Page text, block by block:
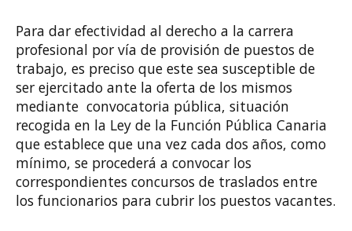
Para dar efectividad al derecho a la carrera
profesional por vía de provisión de puestos de
trabajo, es preciso que este sea susceptible de
ser ejercitado ante la oferta de los mismos
mediante convocatoria pública, situación
recogida en la Ley de la Función Pública Canaria
que establece que una vez cada dos años, como
mínimo, se procederá a convocar los
correspondientes concursos de traslados entre
los funcionarios para cubrir los puestos vacantes.